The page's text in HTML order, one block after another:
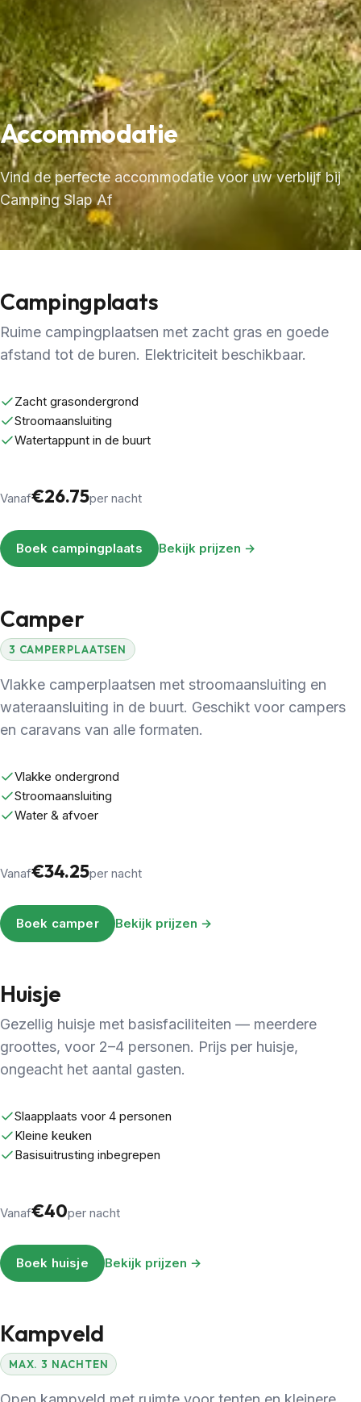
Accommodatie
Vind de perfecte accommodatie voor uw verblijf bij
Camping Slap Af
Campingplaats
Ruime campingplaatsen met zacht gras en goede
afstand tot de buren. Elektriciteit beschikbaar.
Zacht grasondergrond
Stroomaansluiting
Watertappunt in de buurt
Vanaf€26.75per nacht
Boek campingplaats Bekijk prijzen →
Camper
3 CAMPERPLAATSEN
Vlakke camperplaatsen met stroomaansluiting en
wateraansluiting in de buurt. Geschikt voor campers
en caravans van alle formaten.
Vlakke ondergrond
Stroomaansluiting
Water & afvoer
Vanaf€34.25per nacht
Boek camper Bekijk prijzen →
Huisje
Gezellig huisje met basisfaciliteiten — meerdere
groottes, voor 2–4 personen. Prijs per huisje,
ongeacht het aantal gasten.
Slaapplaats voor 4 personen
Kleine keuken
Basisuitrusting inbegrepen
Vanaf€40per nacht
Boek huisje Bekijk prijzen →
Kampveld
MAX. 3 NACHTEN